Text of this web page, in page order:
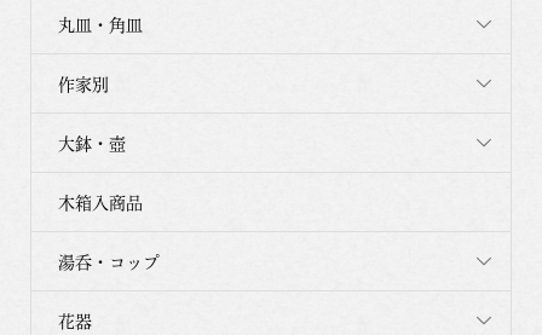
丸皿・角皿
作家別
大鉢・壺
木箱入商品
湯呑・コップ
花器